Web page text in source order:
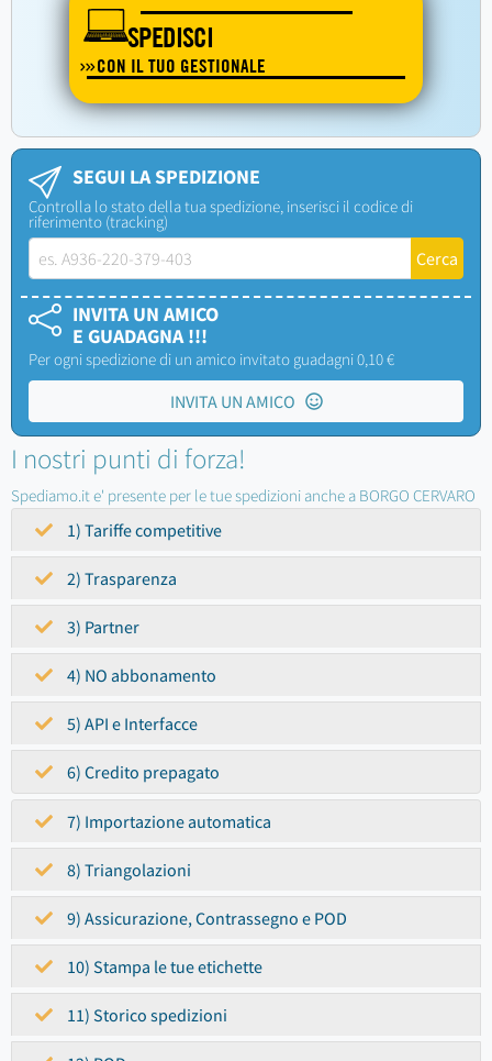
SPEDISCI
CON IL TUO GESTIONALE
SEGUI LA SPEDIZIONE
Controlla lo stato della tua spedizione, inserisci il codice di
riferimento (tracking)
INVITA UN AMICO
E GUADAGNA !!!
Per ogni spedizione di un amico invitato guadagni 0,10 €
INVITA UN AMICO
I nostri punti di forza!
Spediamo.it e' presente per le tue spedizioni anche a BORGO CERVARO
1) Tariffe competitive
2) Trasparenza
3) Partner
4) NO abbonamento
5) API e Interfacce
6) Credito prepagato
7) Importazione automatica
8) Triangolazioni
9) Assicurazione, Contrassegno e POD
10) Stampa le tue etichette
11) Storico spedizioni